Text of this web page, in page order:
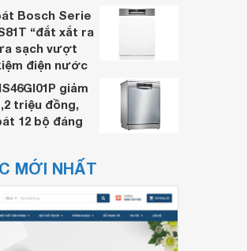
Bosch Serie
“đắt xắt ra
sạch vượt
điện nước
giảm
triệu đồng,
12 bộ đáng
MỚI NHẤT